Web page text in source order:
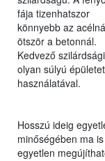
fája tizenhatszor
könnyebb az
ötször a betonnál.
Kedvező
olyan súlyú
használatával.
Hosszú ideig
minőségében ma
egyetlen